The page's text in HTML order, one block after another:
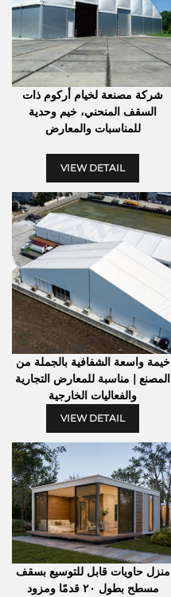
شركة مصنعة لخيام أركوم ذات
السقف المنحني، خيم وحدية
للمناسبات والمعارض
VIEW DETAIL
خيمة واسعة الشفافية بالجملة من
المصنع | مناسبة للمعارض التجارية
والفعاليات الخارجية
VIEW DETAIL
منزل حاويات قابل للتوسيع بسقف
مسطح بطول ٢٠ قدمًا ومزود